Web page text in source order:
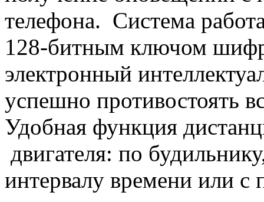
телефона. Система
128-битным ключом
электронный
успешно противостоять
Удобная функция
двигателя: по
интервалу времени или